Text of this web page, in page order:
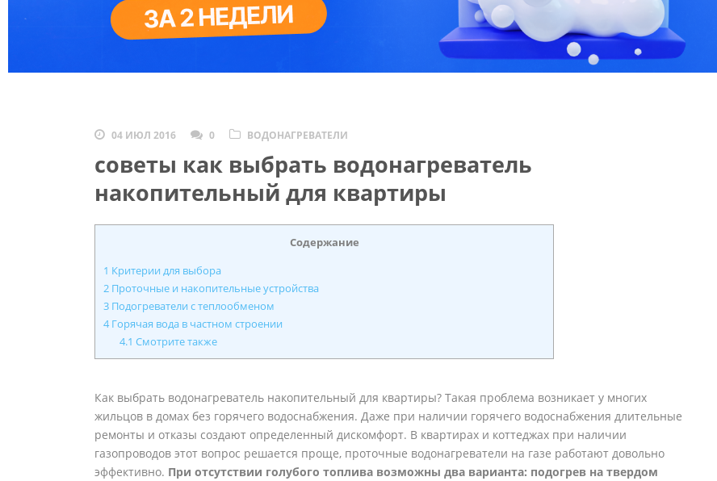
04 ИЮЛ 2016 0 ВОДОНАГРЕВАТЕЛИ
советы как выбрать водонагреватель
накопительный для квартиры
Содержание
1 Критерии для выбора
2 Проточные и накопительные устройства
3 Подогреватели с теплообменом
4Горячая вода в частном строении
4.1 Смотрите также
Как выбрать водонагреватель накопительный для квартиры? Такая проблема возникает у многих
жильцов в домах без горячего водоснабжения. Даже при наличии горячего водоснабжения длительные
ремонты и отказы создают определенный дискомфорт. В квартирах и коттеджах при наличии
газопроводов этот вопрос решается проще, проточные водонагреватели на газе работают довольно
эффективно. При отсутствии голубого топлива возможны два варианта: подогрев на твердом